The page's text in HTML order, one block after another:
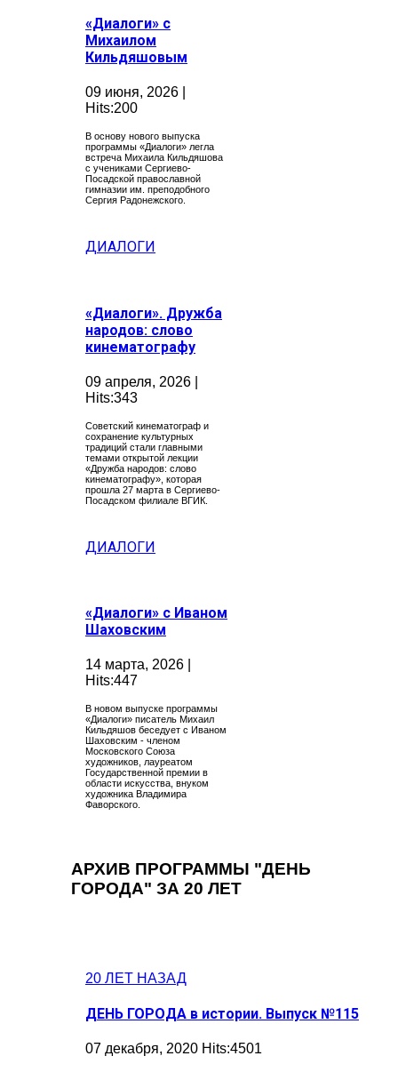
«Диалоги» с
Михаилом
Кильдяшовым
09 июня, 2026 |
Hits:200
В основу нового выпуска
программы «Диалоги» легла
встреча Михаила Кильдяшова
с учениками Сергиево-
Посадской православной
гимназии им. преподобного
Сергия Радонежского.
ДИАЛОГИ
«Диалоги». Дружба
народов: слово
кинематографу
09 апреля, 2026 |
Hits:343
Советский кинематограф и
сохранение культурных
традиций стали главными
темами открытой лекции
«Дружба народов: слово
кинематографу», которая
прошла 27 марта в Сергиево-
Посадском филиале ВГИК.
ДИАЛОГИ
«Диалоги» с Иваном
Шаховским
14 марта, 2026 |
Hits:447
В новом выпуске программы
«Диалоги» писатель Михаил
Кильдяшов беседует с Иваном
Шаховским - членом
Московского Союза
художников, лауреатом
Государственной премии в
области искусства, внуком
художника Владимира
Фаворского.
АРХИВ ПРОГРАММЫ "ДЕНЬ
ГОРОДА" ЗА 20 ЛЕТ
20 ЛЕТ НАЗАД
ДЕНЬ ГОРОДА в истории. Выпуск №115
07 декабря, 2020 Hits:4501